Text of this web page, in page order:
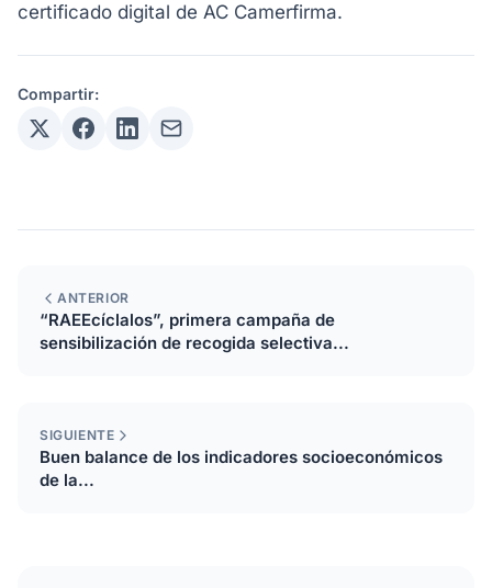
certificado digital de AC Camerfirma.
Compartir:
ANTERIOR
“RAEEcíclalos”, primera campaña de
sensibilización de recogida selectiva...
SIGUIENTE
Buen balance de los indicadores socioeconómicos
de la...